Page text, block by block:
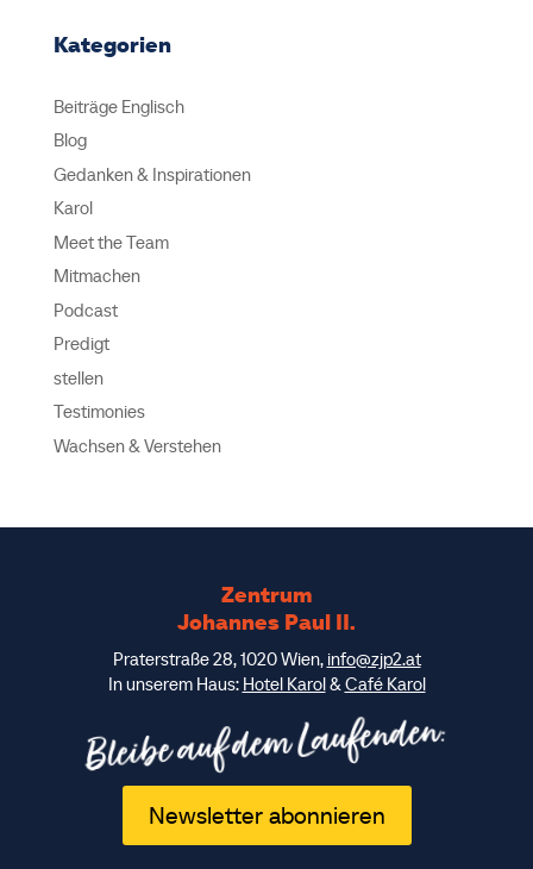
Kategorien
Beiträge Englisch
Blog
Gedanken & Inspirationen
Karol
Meet the Team
Mitmachen
Podcast
Predigt
stellen
Testimonies
Wachsen & Verstehen
Zentrum
Johannes Paul II.
Praterstraße 28, 1020 Wien, info@zjp2.at
In unserem Haus: Hotel Karol& Café Karol
Bleibe auf dem Laufenden:
Newsletter abonnieren